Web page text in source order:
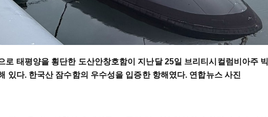
로 태평양을 횡단한 도산안창호함이 지난달 25일 브리티시컬럼비아주 빅
있다. 한국산 잠수함의 우수성을 입증한 항해였다. 연합뉴스 사진